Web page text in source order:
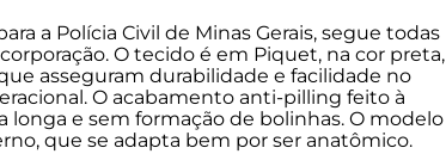
a Polícia Civil de Minas Gerais, segue todas
O tecido é em Piquet, na cor preta,
asseguram durabilidade e facilidade no
O acabamento anti-pilling feito à
longa e sem formação de bolinhas. O modelo
que se adapta bem por ser anatômico.